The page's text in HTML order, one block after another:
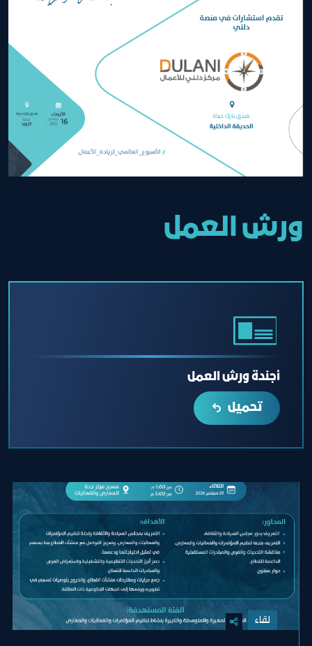
ورش العمل
أجندة ورش العمل
تحميل
لقاء